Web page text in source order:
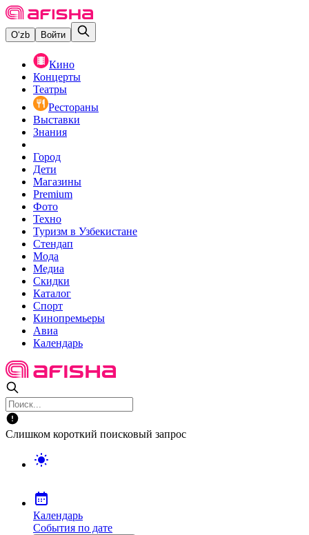
O‘zb Войти
Кино
Концерты
Театры
Рестораны
Выставки
Знания
Город
Дети
Магазины
Premium
Фото
Техно
Туризм в Узбекистане
Стендап
Мода
Медиа
Скидки
Каталог
Спорт
Кинопремьеры
Авиа
Календарь
Слишком короткий поисковый запрос
Календарь
События по дате